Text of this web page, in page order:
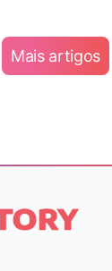
Mais artigos